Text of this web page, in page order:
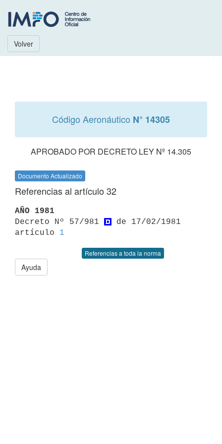
Volver
Código Aeronáutico N° 14305
APROBADO POR DECRETO LEY Nº 14.305
Documento Actualizado
Referencias al artículo 32
AÑO 1981
Decreto Nº 57/981
de 17/02/1981
artículo 1
Referencias a toda la norma
Ayuda